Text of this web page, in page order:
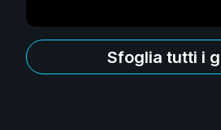
Sfoglia tutti i